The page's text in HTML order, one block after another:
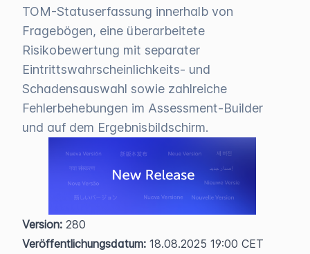
TOM-Statuserfassung innerhalb von
Fragebögen, eine überarbeitete
Risikobewertung mit separater
Eintrittswahrscheinlichkeits- und
Schadensauswahl sowie zahlreiche
Fehlerbehebungen im Assessment-Builder
und auf dem Ergebnisbildschirm.
Version: 280
Veröffentlichungsdatum: 18.08.2025 19:00 CET